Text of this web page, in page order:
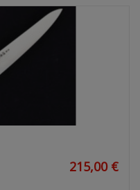
215,00 €